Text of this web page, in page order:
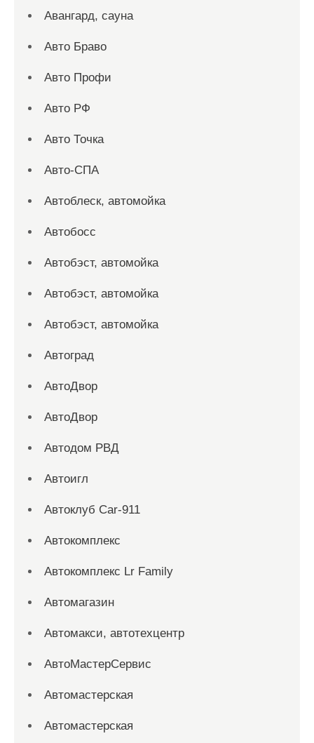
Авангард, сауна
Авто Браво
Авто Профи
Авто РФ
Авто Точка
Авто-СПА
Автоблеск, автомойка
Автобосс
Автобэст, автомойка
Автобэст, автомойка
Автобэст, автомойка
Автоград
АвтоДвор
АвтоДвор
Автодом РВД
Автоигл
Автоклуб Car-911
Автокомплекс
Автокомплекс Lr Family
Автомагазин
Автомакси, автотехцентр
АвтоМастерСервис
Автомастерская
Автомастерская